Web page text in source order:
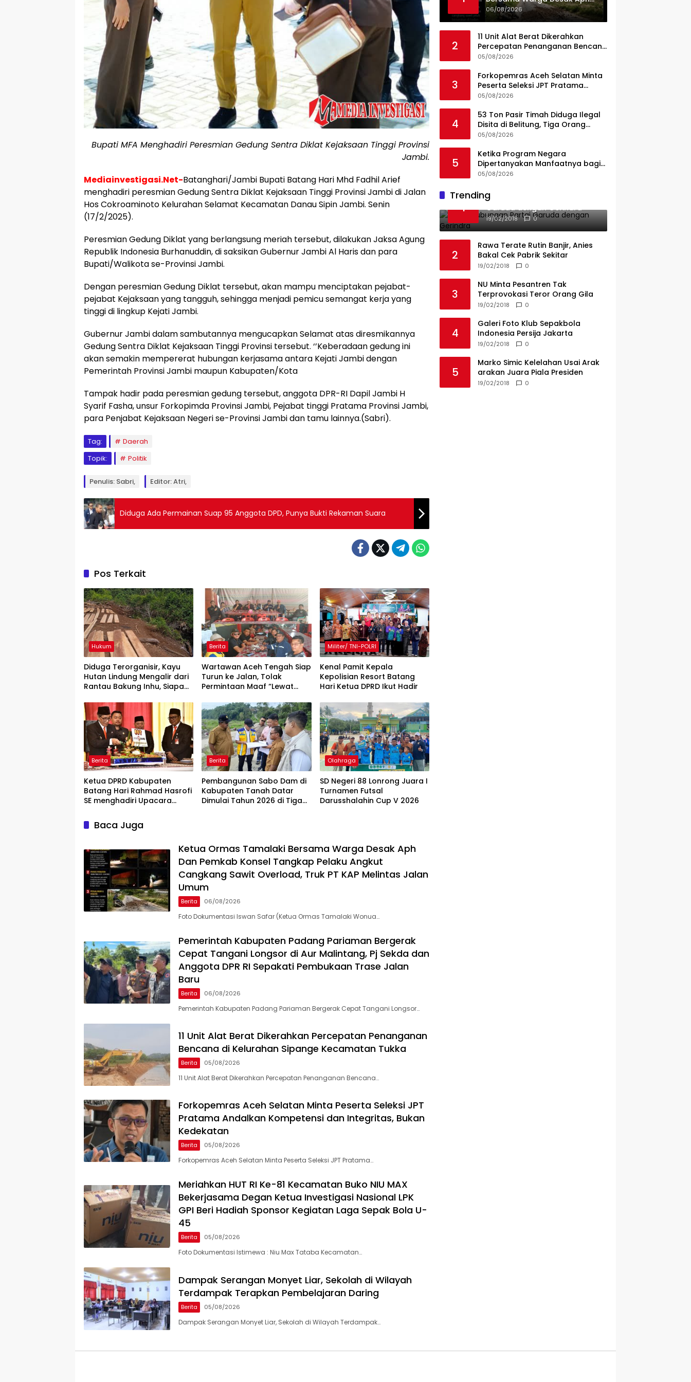
Bupati MFA Menghadiri Peresmian Gedung Sentra Diklat Kejaksaan Tinggi Provinsi
Jambi.
Mediainvestigasi.Net-Batanghari/Jambi Bupati Batang Hari Mhd Fadhil Arief
menghadiri peresmian Gedung Sentra Diklat Kejaksaan Tinggi Provinsi Jambi di Jalan
Hos Cokroaminoto Kelurahan Selamat Kecamatan Danau Sipin Jambi. Senin
(17/2/2025).
Peresmian Gedung Diklat yang berlangsung meriah tersebut, dilakukan Jaksa Agung
Republik Indonesia Burhanuddin, di saksikan Gubernur Jambi Al Haris dan para
Bupati/Walikota se-Provinsi Jambi.
Dengan peresmian Gedung Diklat tersebut, akan mampu menciptakan pejabat-
pejabat Kejaksaan yang tangguh, sehingga menjadi pemicu semangat kerja yang
tinggi di lingkup Kejati Jambi.
Gubernur Jambi dalam sambutannya mengucapkan Selamat atas diresmikannya
Gedung Sentra Diklat Kejaksaan Tinggi Provinsi tersebut. ‘’Keberadaan gedung ini
akan semakin mempererat hubungan kerjasama antara Kejati Jambi dengan
Pemerintah Provinsi Jambi maupun Kabupaten/Kota
Tampak hadir pada peresmian gedung tersebut, anggota DPR-RI Dapil Jambi H
Syarif Fasha, unsur Forkopimda Provinsi Jambi, Pejabat tinggi Pratama Provinsi Jambi,
para Penjabat Kejaksaan Negeri se-Provinsi Jambi dan tamu lainnya.(Sabri).
Tag:
Daerah
Topik:
Politik
Penulis: Sabri, Editor: Atri,
Diduga Ada Permainan Suap 95 Anggota DPD, Punya Bukti Rekaman Suara
Pos Terkait
Hukum
Diduga Terorganisir, Kayu
Hutan Lindung Mengalir dari
Rantau Bakung Inhu, Siapa
Berita
Wartawan Aceh Tengah Siap
Turun ke Jalan, Tolak
Permintaan Maaf “Lewat
Militer/ TNI-POLRI
Kenal Pamit Kepala
Kepolisian Resort Batang
Hari ‎Ketua DPRD Ikut Hadir
Berita
Ketua DPRD Kabupaten
Batang Hari Rahmad Hasrofi
SE menghadiri Upacara
Berita
Pembangunan Sabo Dam di
Kabupaten Tanah Datar
Dimulai Tahun 2026 di Tiga
Olahraga
SD Negeri 88 Lonrong Juara I
Turnamen Futsal
Darusshalahin Cup V 2026
Baca Juga
Ketua Ormas Tamalaki Bersama Warga Desak Aph
Dan Pemkab Konsel Tangkap Pelaku Angkut
Cangkang Sawit Overload, Truk PT KAP Melintas Jalan
Umum
Berita 06/08/2026
Foto Dokumentasi Iswan Safar (Ketua Ormas Tamalaki Wonua…
Pemerintah Kabupaten Padang Pariaman Bergerak
Cepat Tangani Longsor di Aur Malintang, Pj Sekda dan
Anggota DPR RI Sepakati Pembukaan Trase Jalan
Baru
Berita 06/08/2026
Pemerintah Kabupaten Padang Pariaman Bergerak Cepat Tangani Longsor…
11 Unit Alat Berat Dikerahkan Percepatan Penanganan
Bencana di Kelurahan Sipange Kecamatan Tukka
Berita 05/08/2026
11 Unit Alat Berat Dikerahkan Percepatan Penanganan Bencana…
Forkopemras Aceh Selatan Minta Peserta Seleksi JPT
Pratama Andalkan Kompetensi dan Integritas, Bukan
Kedekatan
Berita 05/08/2026
Forkopemras Aceh Selatan Minta Peserta Seleksi JPT Pratama…
Meriahkan HUT RI Ke-81 Kecamatan Buko NIU MAX
Bekerjasama Degan Ketua Investigasi Nasional LPK
GPI Beri Hadiah Sponsor Kegiatan Laga Sepak Bola U-
45
Berita 05/08/2026
Foto Dokumentasi Istimewa : Niu Max Tataba Kecamatan…
Dampak Serangan Monyet Liar, Sekolah di Wilayah
Terdampak Terapkan Pembelajaran Daring
Berita 05/08/2026
Dampak Serangan Monyet Liar, Sekolah di Wilayah Terdampak…
Dan Pemkab Konsel Tangkap
Pelaku Angkut Cangkang
Melintas Jalan Umum
06/08/2026
2
11 Unit Alat Berat Dikerahkan
Percepatan Penanganan Bencana
di Kelurahan Sipange Kecamatan
05/08/2026
3
Forkopemras Aceh Selatan Minta
Peserta Seleksi JPT Pratama
Andalkan Kompetensi dan
05/08/2026
4
53 Ton Pasir Timah Diduga Ilegal
Disita di Belitung, Tiga Orang
Diamankan, Dua Masih Diburu
05/08/2026
5
Ketika Program Negara
Dipertanyakan Manfaatnya bagi
Seluruh Penggiat Literasi
05/08/2026
Trending
1
Ini Dia Hubungan Partai
Garuda dengan Gerindra
19/02/2018 0
2
Rawa Terate Rutin Banjir, Anies
Bakal Cek Pabrik Sekitar
19/02/2018 0
3
NU Minta Pesantren Tak
Terprovokasi Teror Orang Gila
19/02/2018 0
4
Galeri Foto Klub Sepakbola
Indonesia Persija Jakarta
19/02/2018 0
5
Marko Simic Kelelahan Usai Arak
arakan Juara Piala Presiden
19/02/2018 0